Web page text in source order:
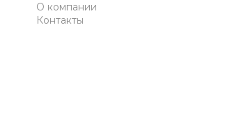
О компании
Контакты